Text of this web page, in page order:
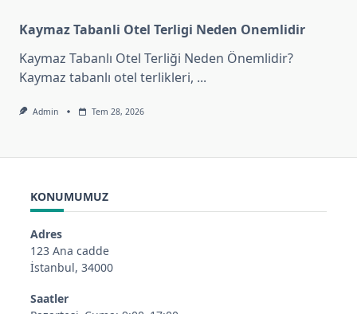
Kaymaz Tabanli Otel Terligi Neden Onemlidir
Kaymaz Tabanlı Otel Terliği Neden Önemlidir?
Kaymaz tabanlı otel terlikleri, ...
Admin Tem 28, 2026
KONUMUMUZ
Adres
123 Ana cadde
İstanbul, 34000
Saatler